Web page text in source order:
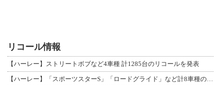
リコール情報
【ハーレー】ストリートボブなど4車種 計1285台のリコールを発表
【ハーレー】「スポーツスターS」「ロードグライド」など計8車種のリコールを発表